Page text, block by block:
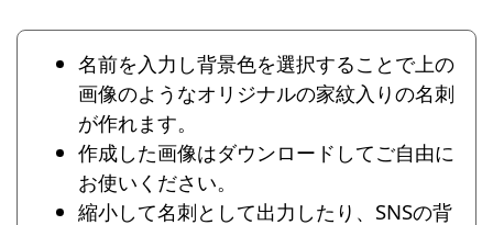
名前を入力し背景色を選択することで上の
画像のようなオリジナルの家紋入りの名刺
が作れます。
作成した画像はダウンロードしてご自由に
お使いください。
縮小して名刺として出力したり、SNSの背